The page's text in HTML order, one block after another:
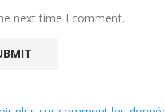
next time I comment.